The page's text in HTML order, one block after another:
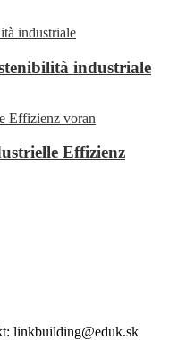
industriale
Effizienz
linkbuilding@eduk.sk